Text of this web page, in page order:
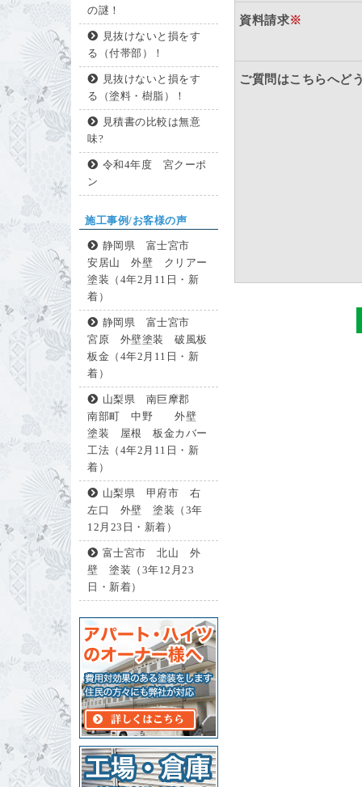
の謎！
見抜けないと損をす
る（付帯部）！
見抜けないと損をす
る（塗料・樹脂）！
見積書の比較は無意
味?
令和4年度 宮クーポ
ン
施工事例/お客様の声
静岡県 富士宮市
安居山 外壁 クリアー
塗装（4年2月11日・新
着）
静岡県 富士宮市
宮原 外壁塗装 破風板
板金（4年2月11日・新
着）
山梨県 南巨摩郡
南部町 中野 外壁
塗装 屋根 板金カバー
工法（4年2月11日・新
着）
山梨県 甲府市 右
左口 外壁 塗装（3年
12月23日・新着）
富士宮市 北山 外
壁 塗装（3年12月23
日・新着）
資料請求※
ご質問はこちらへど